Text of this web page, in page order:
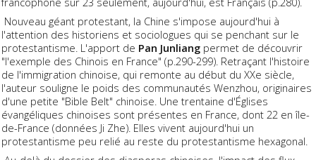
Nouveau géant protestant, la Chine s'impose aujourd'hui à
l'attention des historiens et sociologues qui se penchant sur le
protestantisme. L'apport de Pan Junliang permet de découvrir
"l'exemple des Chinois en France" (p.290-299). Retraçant l'histoire
de l'immigration chinoise, qui remonte au début du XXe siècle,
l'auteur souligne le poids des communautés Wenzhou, originaires
d'une petite "Bible Belt" chinoise. Une trentaine d'Églises
évangéliques chinoises sont présentes en France, dont 22 en île-
de-France (données Ji Zhe). Elles vivent aujourd'hui un
protestantisme peu relié au reste du protestantisme hexagonal.